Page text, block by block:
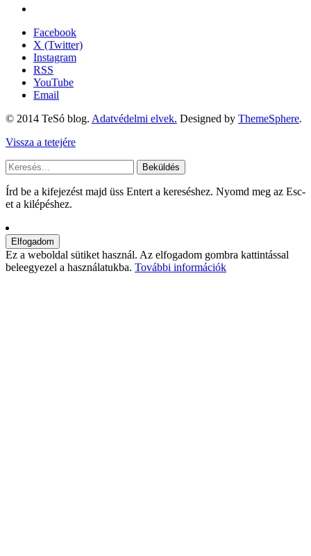
Facebook
X (Twitter)
Instagram
RSS
YouTube
Email
© 2014 TeSó blog. Adatvédelmi elvek. Designed by ThemeSphere.
Vissza a tetejére
Beküldés
Írd be a kifejezést majd üss Entert a kereséshez. Nyomd meg az Esc-
et a kilépéshez.
Ez a weboldal sütiket használ. Az elfogadom gombra kattintással
beleegyezel a használatukba. További információk